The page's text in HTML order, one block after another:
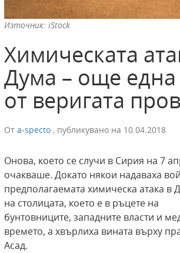
Източник: iStock
Химическата
Дума – още
от веригата
От a-specto , публикувано на 10.04.2018
Онова, което се случи в Сирия на 7
очакваше. Докато някои надаваха
предполагаемата химическа атака в
на столицата, което е в ръцете на
бунтовниците, западните власти и
времето, а хвърлиха вината върху
Асад.